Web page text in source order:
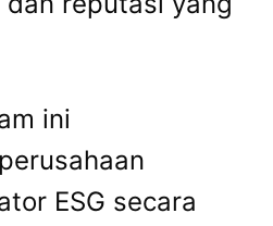
ini
ESG secara